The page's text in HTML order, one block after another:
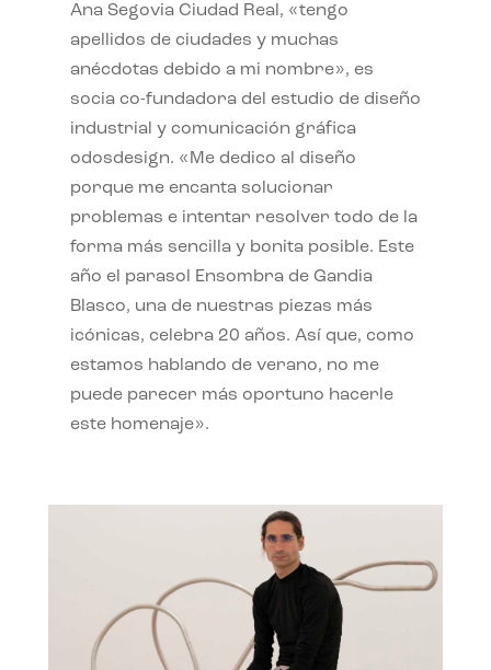
Ana Segovia Ciudad Real, «tengo
apellidos de ciudades y muchas
anécdotas debido a mi nombre», es
socia co-fundadora del estudio de diseño
industrial y comunicación gráfica
odosdesign. «Me dedico al diseño
porque me encanta solucionar
problemas e intentar resolver todo de la
forma más sencilla y bonita posible. Este
año el parasol Ensombra de Gandia
Blasco, una de nuestras piezas más
icónicas, celebra 20 años. Así que, como
estamos hablando de verano, no me
puede parecer más oportuno hacerle
este homenaje».